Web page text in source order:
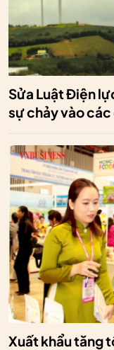
Sửa Luật Điện
sự chảy vào
Xuất khẩu tăng